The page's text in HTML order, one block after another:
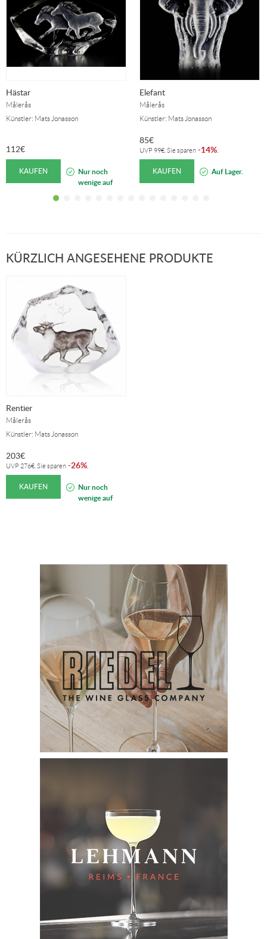
Hästar
Målerås
Künstler: Mats Jonasson
112€
KAUFEN
Nur noch
wenige auf
Elefant
Målerås
Künstler: Mats Jonasson
85€
UVP 99€ . Sie sparen -14%
KAUFEN Auf Lager.
KÜRZLICH ANGESEHENE PRODUKTE
Rentier
Målerås
Künstler: Mats Jonasson
203€
UVP 276€ . Sie sparen -26%
KAUFEN
Nur noch
wenige auf